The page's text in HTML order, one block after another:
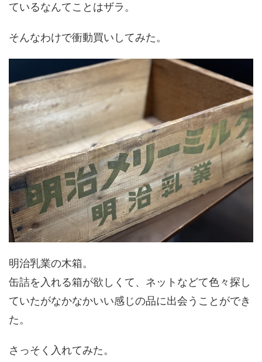
ているなんてことはザラ。
そんなわけで衝動買いしてみた。
明治乳業の木箱。
缶詰を入れる箱が欲しくて、ネットなどて色々探し
ていたがなかなかいい感じの品に出会うことができ
た。
さっそく入れてみた。